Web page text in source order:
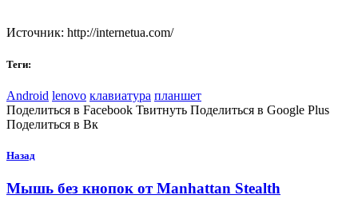
Источник: http://internetua.com/
Теги:
Android lenovo клавиатура планшет
Поделиться в Facebook Твитнуть Поделиться в Google Plus
Поделиться в Вк
Назад
Мышь без кнопок от Manhattan Stealth